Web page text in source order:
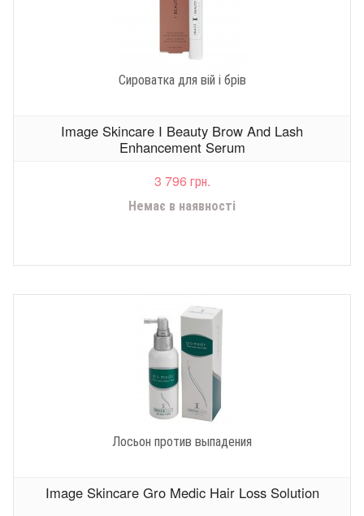
Сироватка для вій і брів
Image Skincare I Beauty Brow And Lash
Enhancement Serum
3 796 грн.
Немає в наявності
Лосьон против выпадения
Image Skincare Gro Medic Hair Loss Solution